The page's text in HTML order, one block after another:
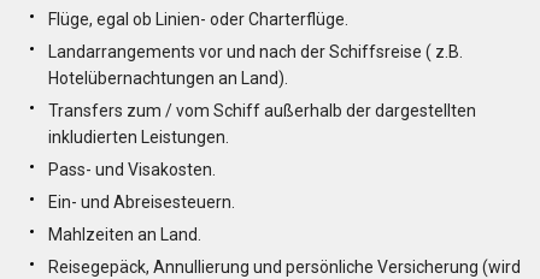
Flüge, egal ob Linien- oder Charterflüge.
Landarrangements vor und nach der Schiffsreise ( z.B.
Hotelübernachtungen an Land).
Transfers zum / vom Schiff außerhalb der dargestellten
inkludierten Leistungen.
Pass- und Visakosten.
Ein- und Abreisesteuern.
Mahlzeiten an Land.
Reisegepäck, Annullierung und persönliche Versicherung (wird